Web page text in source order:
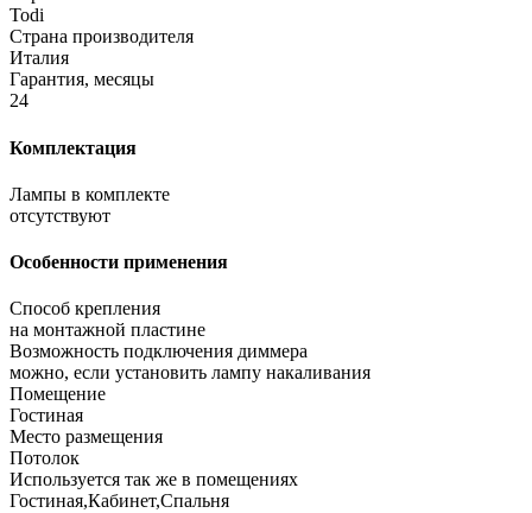
Todi
Страна производителя
Италия
Гарантия, месяцы
24
Комплектация
Лампы в комплекте
отсутствуют
Особенности применения
Способ крепления
на монтажной пластине
Возможность подключения диммера
можно, если установить лампу накаливания
Помещение
Гостиная
Место размещения
Потолок
Используется так же в помещениях
Гостиная,Кабинет,Спальня